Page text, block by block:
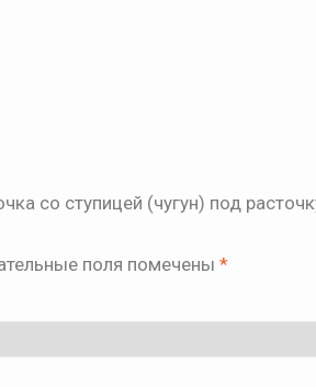
со ступицей (чугун) под
поля помечены *